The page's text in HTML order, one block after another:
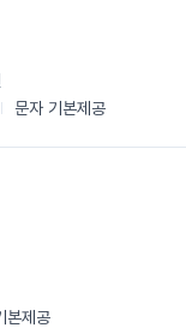
문자 기본제공
본제공